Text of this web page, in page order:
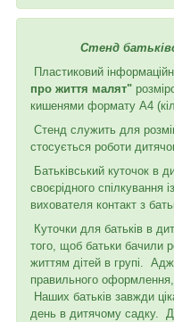
Стенд
Пластиковий
про життя малят"
кишенями формату А4
Стенд служить для
стосується роботи
Батьківський куточок в
своєрідного спілкування
вихователя контакт з
Куточки для батьків в
того, щоб батьки бачили
життям дітей в групі.
правильного оформлення,
Наших батьків завжди
день в дитячому садку.